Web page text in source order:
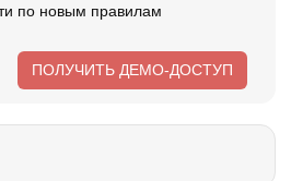
по новым правилам
ПОЛУЧИТЬ ДЕМО-ДОСТУП